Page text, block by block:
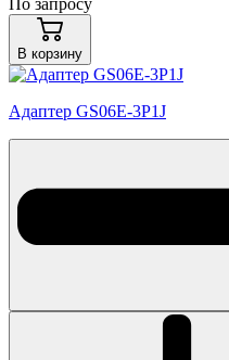
В корзину
Адаптер GS06E-3P1J